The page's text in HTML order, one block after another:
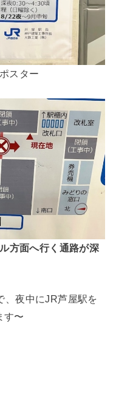
スター
方面へ行く通路が深
、夜中にJR芦屋駅を
す〜